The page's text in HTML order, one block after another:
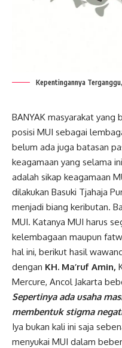
Kepentingannya
BANYAK masyarakat yang
posisi MUI sebagai
belum ada juga batasan
keagamaan yang selama
adalah sikap keagamaan
dilakukan Basuki Tjahaja
menjadi biang keributan.
MUI. Katanya MUI harus
kelembagaan maupun
hal ini, berikut hasil
dengan KH. Ma’ruf Amin,
Mercure, Ancol Jakarta
Sepertinya ada usaha
membentuk stigma
Iya bukan kali ini saja
menyukai MUI dalam